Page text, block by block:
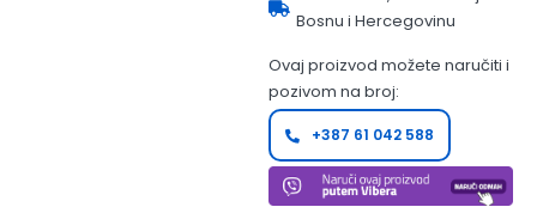
Bosnu i Hercegovinu
Ovaj proizvod možete naručiti i
pozivom na broj:
+387 61 042 588